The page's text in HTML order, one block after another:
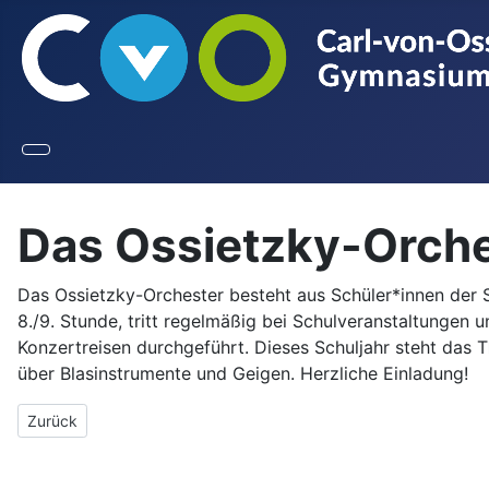
Das Ossietzky-
Das Ossietzky-Orchester besteht aus Schüler*innen
8./9. Stunde, tritt regelmäßig bei Schulveranstaltungen
Konzertreisen durchgeführt. Dieses Schuljahr steht das
über Blasinstrumente und Geigen. Herzliche Einladung!
Vorheriger Beitrag: Die FIP-AG stellt sich vor
Zurück